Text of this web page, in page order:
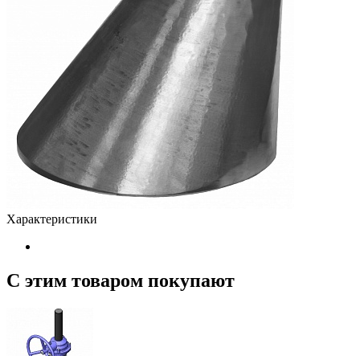
Характеристики
С этим товаром покупают